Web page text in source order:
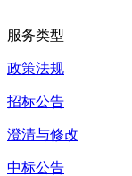
服务类型
政策法规
招标公告
澄清与修改
中标公告